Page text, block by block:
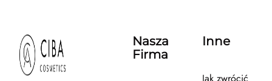
Nasza
Firma
Inne